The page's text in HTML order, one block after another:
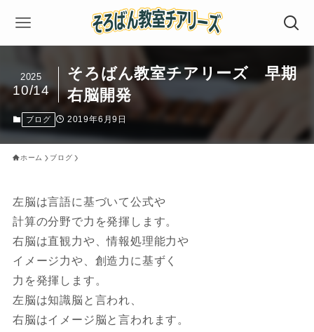
そろばん教室チアリーズ 早期
右脳開発
2025
10/14
ブログ 2019年6月9日
ホーム ブログ
左脳は言語に基づいて公式や
計算の分野で力を発揮します。
右脳は直観力や、情報処理能力や
イメージ力や、創造力に基ずく
力を発揮します。
左脳は知識脳と言われ、
右脳はイメージ脳と言われます。